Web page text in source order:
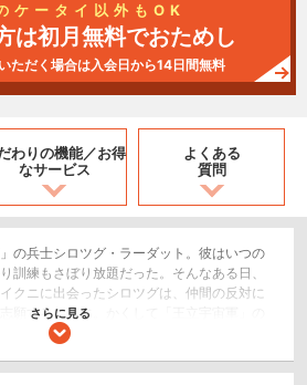
ケータイ以外もOK
は初月無料でおためし
ただく場合は入会日から14日間無料
わりの機能／お得
なサービス
よくある
質問
の兵士シロツグ・ラーダット。彼はいつの
訓練もさぼり放題だった。そんなある日、
クニに出会ったシロツグは、仲間の反対に
願することに。かくして「王立宇宙軍」の
画が開始された！
さらに見る